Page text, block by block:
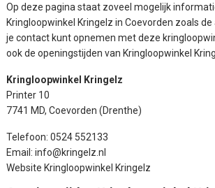
Op deze pagina staat zoveel mogelijk
Kringloopwinkel Kringelz in Coevorden zoals
je contact kunt opnemen met deze
ook de openingstijden van Kringloopwinkel
Kringloopwinkel Kringelz
Printer 10
7741 MD, Coevorden (Drenthe)
Telefoon: 0524 552133
Email: info@kringelz.nl
Website Kringloopwinkel Kringelz